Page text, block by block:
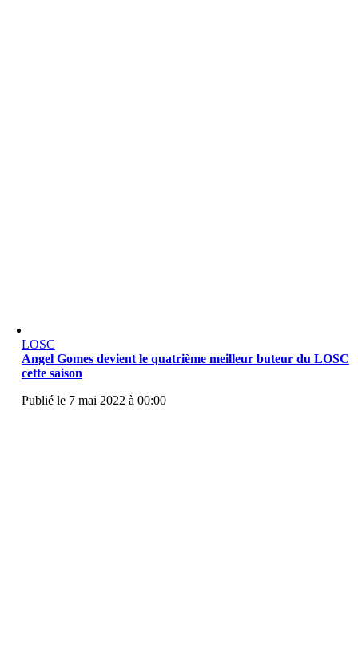
LOSC
Angel Gomes devient le quatrième meilleur buteur du LOSC
cette saison
Publié le 7 mai 2022 à 00:00